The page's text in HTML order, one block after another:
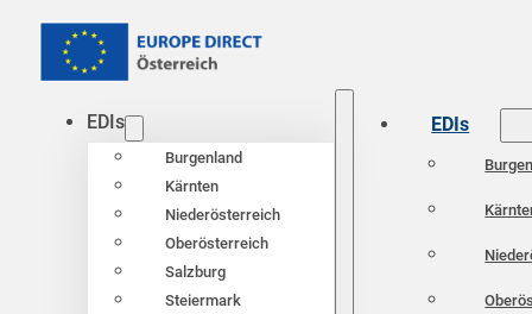
EDIs
Burgenland
Kärnten
Niederösterreich
Oberösterreich
Salzburg
Steiermark
EDIs